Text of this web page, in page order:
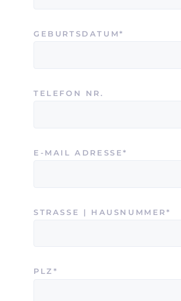
PFLICHTFELD
GEBURTSDATUM*
TELEFON NR.
PFLICHTFELD
E-MAIL ADRESSE*
PFLICHTFELD
STRASSE | HAUSNUMMER *
PFLICHTFELD
PLZ *